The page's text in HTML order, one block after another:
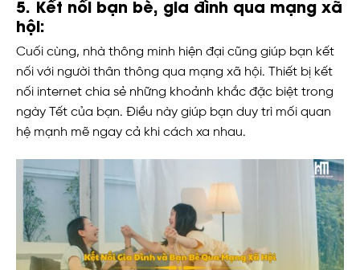
5. Kết nối bạn bè, gia đình qua mạng xã
hội:
Cuối cùng, nhà thông minh hiện đại cũng giúp bạn kết
nối với người thân thông qua mạng xã hội. Thiết bị kết
nối internet chia sẻ những khoảnh khắc đặc biệt trong
ngày Tết của bạn. Điều này giúp bạn duy trì mối quan
hệ mạnh mẽ ngay cả khi cách xa nhau.